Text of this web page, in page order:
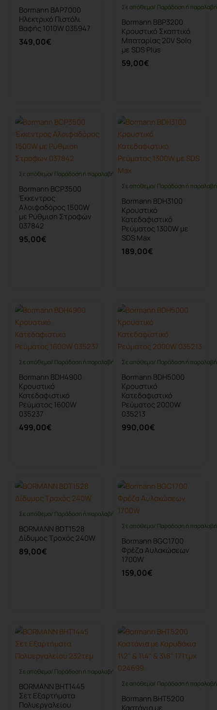
Bormann BAP7000
Ηλεκτρικό Πιστόλι
Βαφής 1010W 035947
349,00€
Σε απόθεμα/ Παράδοση ή
Bormann BBP3200
Κρουστικό Σκαπτικό
Μπαταρίας 20V Solo
με SDS Plus
59,00€
Σε απόθεμα/ Παράδοση ή παραλαβή έως 10 ημέρες
Bormann BCP3500
Έκκεντρος
Αλοιφαδόρος 1500W
με Ρύθμιση Στροφών
037842
95,00€
Σε απόθεμα/ Παράδοση ή
Bormann BDH3100
Κρουστικό
Κατεδαφιστικό
Ρεύματος 1300W με
SDS Max
189,00€
Σε απόθεμα/ Παράδοση ή παραλαβή έως 10 ημέρες
Bormann BDH4900
Κρουστικό
Κατεδαφιστικό
Ρεύματος 1600W
035237
499,00€
Σε απόθεμα/ Παράδοση ή
Bormann BDH5000
Κρουστικό
Κατεδαφιστικό
Ρεύματος 2000W
035213
990,00€
Σε απόθεμα/ Παράδοση ή παραλαβή έως 10 ημέρες
BORMANN BDT1528
Δίδυμος Τροχός 240W
89,00€
Σε απόθεμα/ Παράδοση ή
Bormann BGC1700
Φρέζα Αυλακώσεων
1700W
159,00€
Σε απόθεμα/ Παράδοση ή παραλαβή έως 10 ημέρες
BORMANN BHT1445
Σετ Εξαρτήματα
Πολυεργαλείου
Σε απόθεμα/ Παράδοση ή
Bormann BHT5200
Καστάνια με